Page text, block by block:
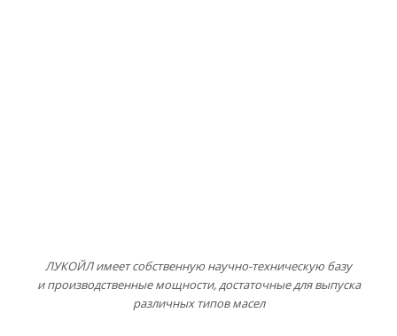
ЛУКОЙЛ имеет собственную научно-техническую базу
и производственные мощности, достаточные для выпуска
различных типов масел